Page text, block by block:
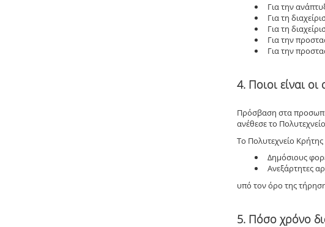
Για την
Για τη
Για τη
Για την
Για την
4. Ποιοι είναι
Πρόσβαση στα
ανέθεσε το
Το Πολυτεχνείο
Δημόσιους
Ανεξάρτητες
υπό τον όρο της
5. Πόσο χρόνο